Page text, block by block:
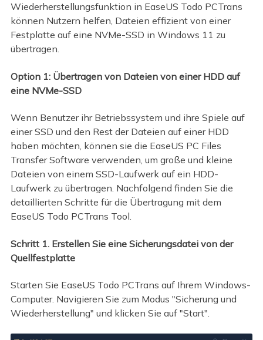
Wiederherstellungsfunktion in EaseUS Todo PCTrans
können Nutzern helfen, Dateien effizient von einer
Festplatte auf eine NVMe-SSD in Windows 11 zu
übertragen.
Option 1: Übertragen von Dateien von einer HDD auf
eine NVMe-SSD
Wenn Benutzer ihr Betriebssystem und ihre Spiele auf
einer SSD und den Rest der Dateien auf einer HDD
haben möchten, können sie die EaseUS PC Files
Transfer Software verwenden, um große und kleine
Dateien von einem SSD-Laufwerk auf ein HDD-
Laufwerk zu übertragen. Nachfolgend finden Sie die
detaillierten Schritte für die Übertragung mit dem
EaseUS Todo PCTrans Tool.
Schritt 1. Erstellen Sie eine Sicherungsdatei von der
Quellfestplatte
Starten Sie EaseUS Todo PCTrans auf Ihrem Windows-
Computer. Navigieren Sie zum Modus "Sicherung und
Wiederherstellung" und klicken Sie auf "Start".